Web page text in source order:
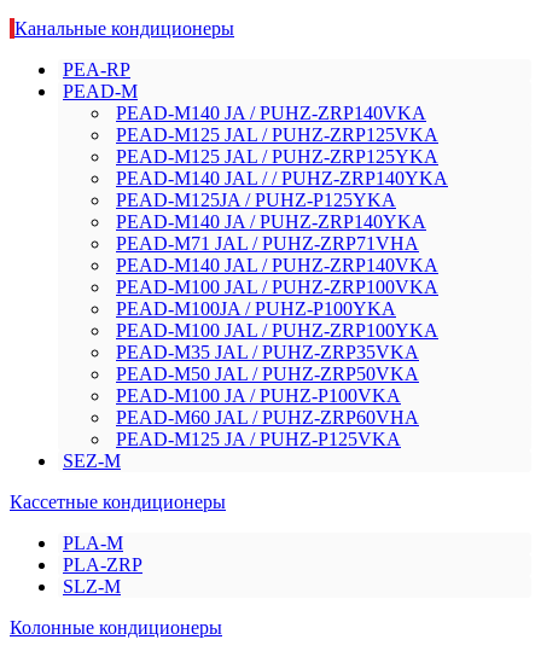
Канальные кондиционеры
PEA-RP
PEAD-M
PEAD-M140 JA / PUHZ-ZRP140VKA
PEAD-M125 JAL / PUHZ-ZRP125VKA
PEAD-M125 JAL / PUHZ-ZRP125YKA
PEAD-M140 JAL / / PUHZ-ZRP140YKA
PEAD-M125JA / PUHZ-P125YKA
PEAD-M140 JA / PUHZ-ZRP140YKA
PEAD-M71 JAL / PUHZ-ZRP71VHA
PEAD-M140 JAL / PUHZ-ZRP140VKA
PEAD-M100 JAL / PUHZ-ZRP100VKA
PEAD-M100JA / PUHZ-P100YKA
PEAD-M100 JAL / PUHZ-ZRP100YKA
PEAD-M35 JAL / PUHZ-ZRP35VKA
PEAD-M50 JAL / PUHZ-ZRP50VKA
PEAD-M100 JA / PUHZ-P100VKA
PEAD-M60 JAL / PUHZ-ZRP60VHA
PEAD-M125 JA / PUHZ-P125VKA
SEZ-M
Кассетные кондиционеры
PLA-M
PLA-ZRP
SLZ-M
Колонные кондиционеры